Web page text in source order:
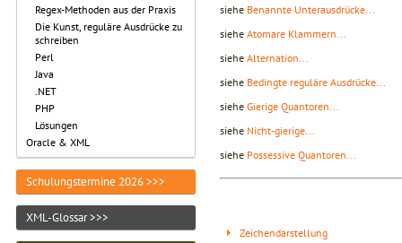
Regex-Methoden aus der Praxis
Die Kunst, reguläre Ausdrücke zu
schreiben
Perl
Java
.NET
PHP
Lösungen
Oracle & XML
Schulungstermine 2026 >>>
XML-Glossar >>>
siehe Benannte Unterausdrücke...
siehe Atomare Klammern...
siehe Alternation...
siehe Bedingte reguläre Ausdrücke...
siehe Gierige Quantoren...
siehe Nicht-gierige...
siehe Possessive Quantoren...
Zeichendarstellung